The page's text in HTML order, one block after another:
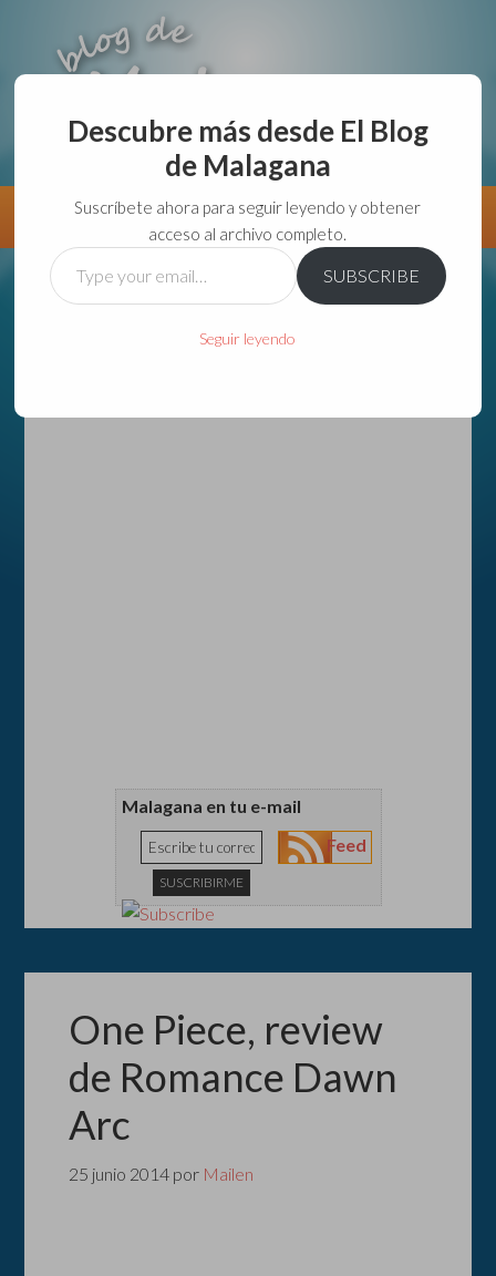
aunque lo haga de malas lo hago....
Información Directorio VivirGuadalajara
Malagana en tu e-mail
Feed
One Piece, review
de Romance Dawn
Arc
25 junio 2014 por Mailen
Descubre más desde El Blog
de Malagana
Suscríbete ahora para seguir leyendo y obtener
acceso al archivo completo.
Type
your
SUBSCRIBE
Seguir leyendo